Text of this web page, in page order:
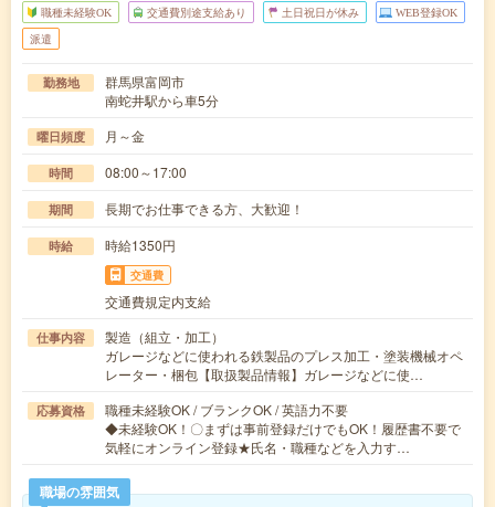
職種未経験OK 交通費別途支給あり 土日祝日が休み WEB登録OK
派遣
勤務地
群馬県富岡市
南蛇井駅から車5分
曜日頻度 月～金
時間 08:00～17:00
期間 長期でお仕事できる方、大歓迎！
時給 時給1350円
交通費
交通費規定内支給
仕事内容
製造（組立・加工）
ガレージなどに使われる鉄製品のプレス加工・塗装機械オペ
レーター・梱包【取扱製品情報】ガレージなどに使…
応募資格
職種未経験OK / ブランクOK / 英語力不要
◆未経験OK！〇まずは事前登録だけでもOK！履歴書不要で
気軽にオンライン登録★氏名・職種などを入力す…
職場の雰囲気